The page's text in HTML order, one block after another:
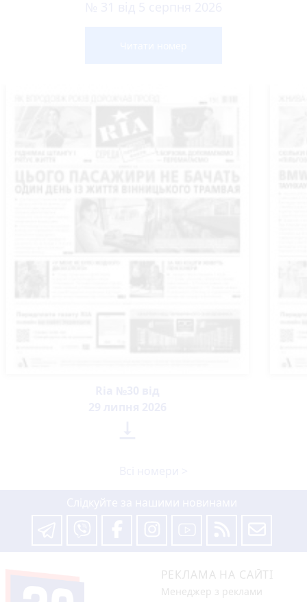
РЕКЛАМА НА САЙТІ
Менеджер з реклами